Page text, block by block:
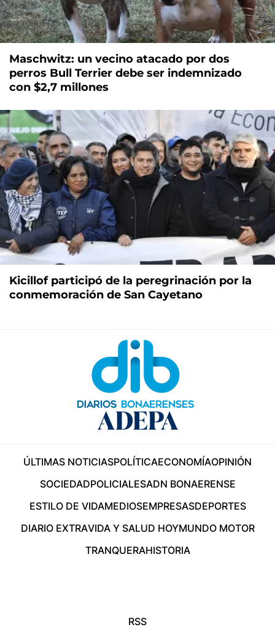
Maschwitz: un vecino atacado por dos
perros Bull Terrier debe ser indemnizado
con $2,7 millones
Kicillof participó de la peregrinación por la
conmemoración de San Cayetano
ÚLTIMAS NOTICIASPOLÍTICAECONOMÍAOPINIÓN
SOCIEDADPOLICIALESADN BONAERENSE
ESTILO DE VIDAMEDIOSEMPRESASDEPORTES
DIARIO EXTRAVIDA Y SALUD HOYMUNDO MOTOR
TRANQUERAHISTORIA
RSS